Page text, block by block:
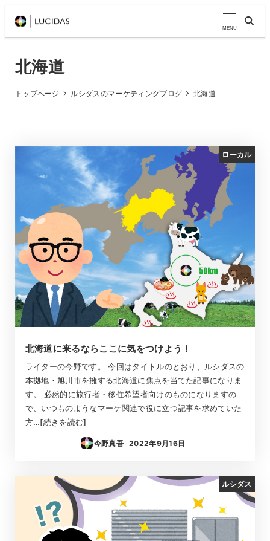
MENU
北海道
トップページ ルシダスのマーケティングブログ 北海道
ローカル
北海道に来るならここに気をつけよう！
ライターの今野です。 今回はタイトルのとおり、ルシダスの
本拠地・旭川市を擁する北海道に焦点を当てた記事になりま
す。 必然的に旅行者・移住希望者向けのものになりますの
で、いつものようなマーケ関連で役に立つ記事を求めていた
方…[続きを読む]
今野真吾
投稿日
2022年9月16日
ルシダス